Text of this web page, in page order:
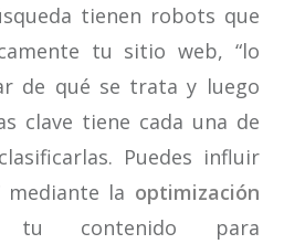
tienen robots que
tu sitio web, “lo
de qué se trata y luego
clave tiene cada una de
Puedes influir
mediante la optimización
tu contenido para